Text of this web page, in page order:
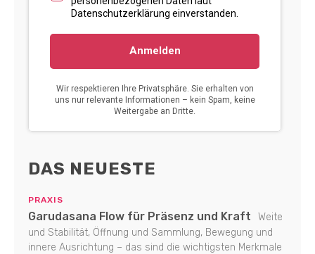
DAS NEUESTE
PRAXIS
Garudasana Flow für Präsenz und Kraft
Weite
und Stabilität, Öffnung und Sammlung, Bewegung und
innere Ausrichtung – das sind die wichtigsten Merkmale